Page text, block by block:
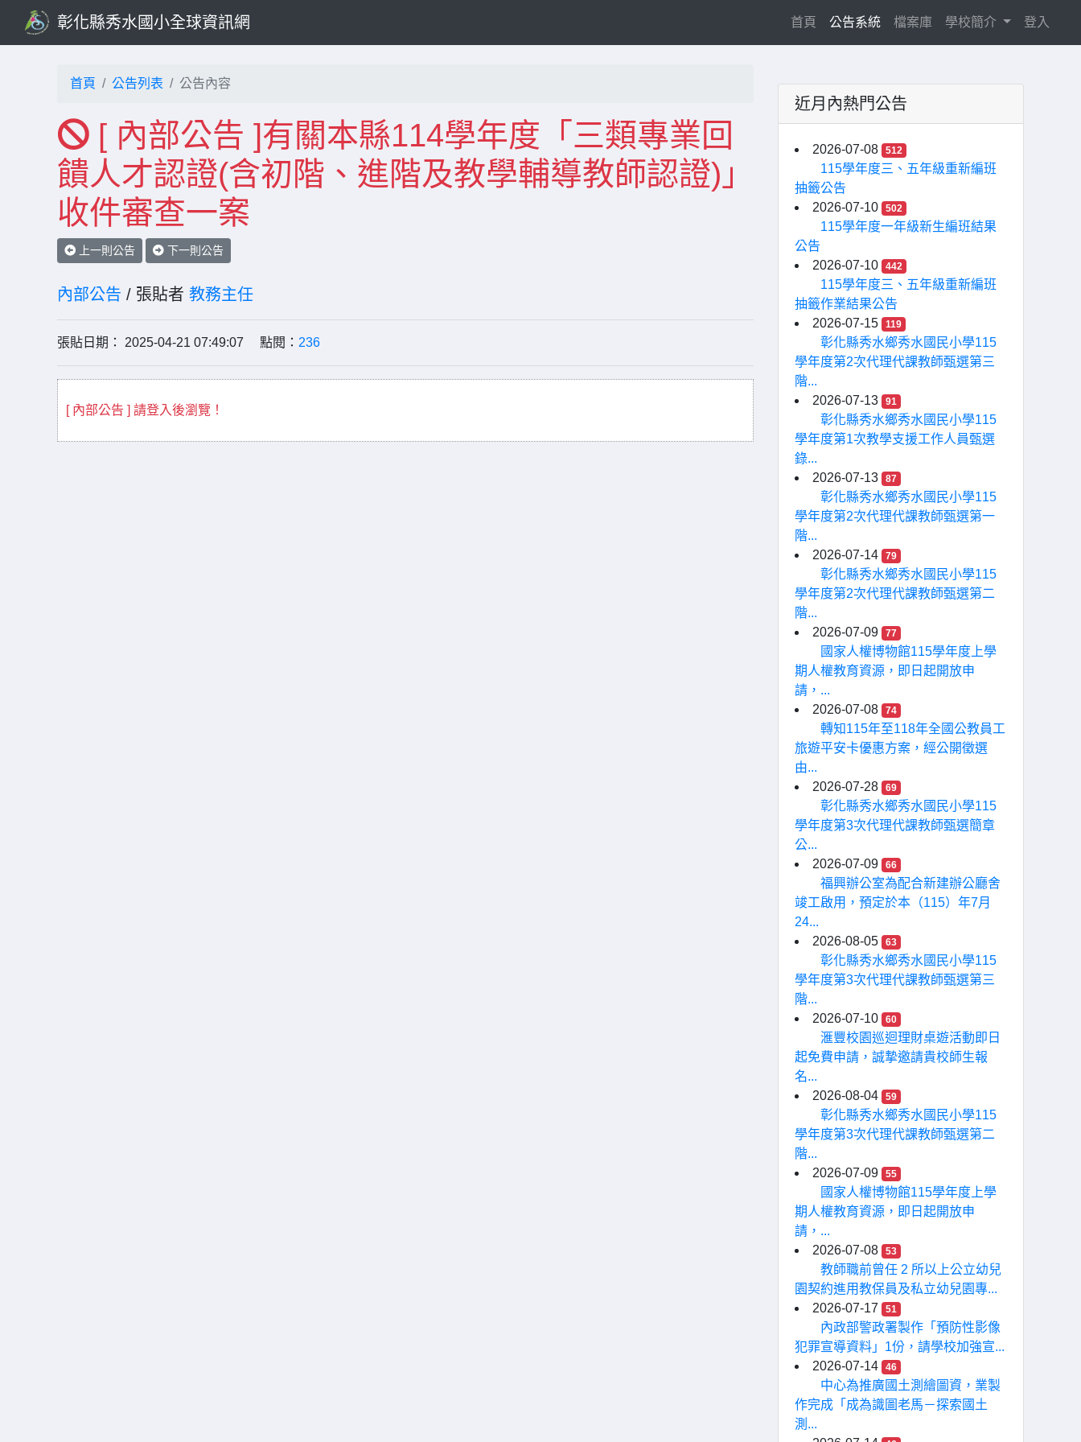
彰化縣秀水國小全球資訊網 首頁 (current)
公告系統 檔案庫 學校簡介 登入
首頁 公告列表 公告內容
[ 內部公告 ]有關本縣114學年度「三類專業回
饋人才認證(含初階、進階及教學輔導教師認證)」
收件審查一案
上一則公告 下一則公告
內部公告 / 張貼者 教務主任
張貼日期： 2025-04-21 07:49:07 點閱： 236
[ 內部公告 ] 請登入後瀏覽！
近月內熱門公告
2026-07-08 512
115學年度三、五年級重新編班
抽籤公告
2026-07-10
502
115學年度一年級新生編班結果
公告
2026-07-10
442
115學年度三、五年級重新編班
抽籤作業結果公告
2026-07-15
119
彰化縣秀水鄉秀水國民小學115
學年度第2次代理代課教師甄選第三
階...
2026-07-13
91
彰化縣秀水鄉秀水國民小學115
學年度第1次教學支援工作人員甄選
錄...
2026-07-13
87
彰化縣秀水鄉秀水國民小學115
學年度第2次代理代課教師甄選第一
階...
2026-07-14
79
彰化縣秀水鄉秀水國民小學115
學年度第2次代理代課教師甄選第二
階...
2026-07-09
77
國家人權博物館115學年度上學
期人權教育資源，即日起開放申
請，...
2026-07-08
74
轉知115年至118年全國公教員工
旅遊平安卡優惠方案，經公開徵選
由...
2026-07-28
69
彰化縣秀水鄉秀水國民小學115
學年度第3次代理代課教師甄選簡章
公...
2026-07-09
66
福興辦公室為配合新建辦公廳舍
竣工啟用，預定於本（115）年7月
24...
2026-08-05
63
彰化縣秀水鄉秀水國民小學115
學年度第3次代理代課教師甄選第三
階...
2026-07-10
60
滙豐校園巡迴理財桌遊活動即日
起免費申請，誠摯邀請貴校師生報
名...
2026-08-04
59
彰化縣秀水鄉秀水國民小學115
學年度第3次代理代課教師甄選第二
階...
2026-07-09
55
國家人權博物館115學年度上學
期人權教育資源，即日起開放申
請，...
2026-07-08
53
教師職前曾任 2 所以上公立幼兒
園契約進用教保員及私立幼兒園專...
2026-07-17
51
內政部警政署製作「預防性影像
犯罪宣導資料」1份，請學校加強宣...
2026-07-14
46
中心為推廣國土測繪圖資，業製
作完成「成為識圖老馬－探索國土
測...